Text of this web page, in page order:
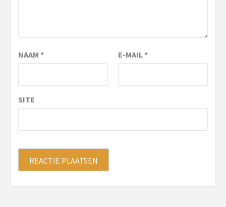
NAAM * E-MAIL*
SITE